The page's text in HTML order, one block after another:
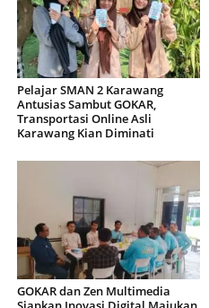
Pelajar SMAN 2 Karawang
Antusias Sambut GOKAR,
Transportasi Online Asli
Karawang Kian Diminati
GOKAR dan Zen Multimedia